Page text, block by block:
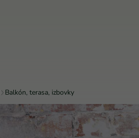
Balkón, terasa, izbovky